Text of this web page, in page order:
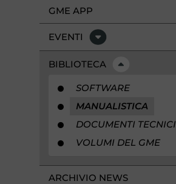
GME APP
EVENTI
BIBLIOTECA
SOFTWARE
MANUALISTICA
DOCUMENTI TECNICI
VOLUMI DEL GME
ARCHIVIO NEWS